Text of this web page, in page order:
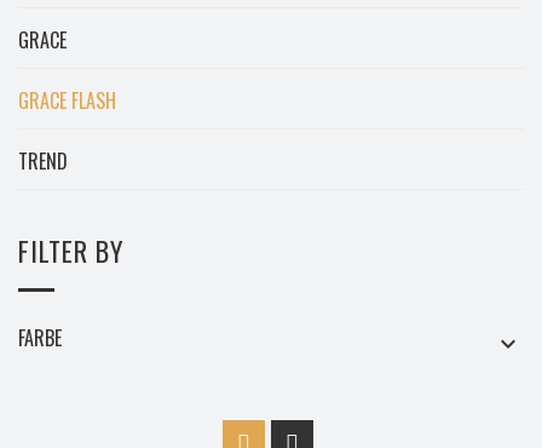
GRACE
GRACE FLASH
TREND
FILTER BY
FARBE 